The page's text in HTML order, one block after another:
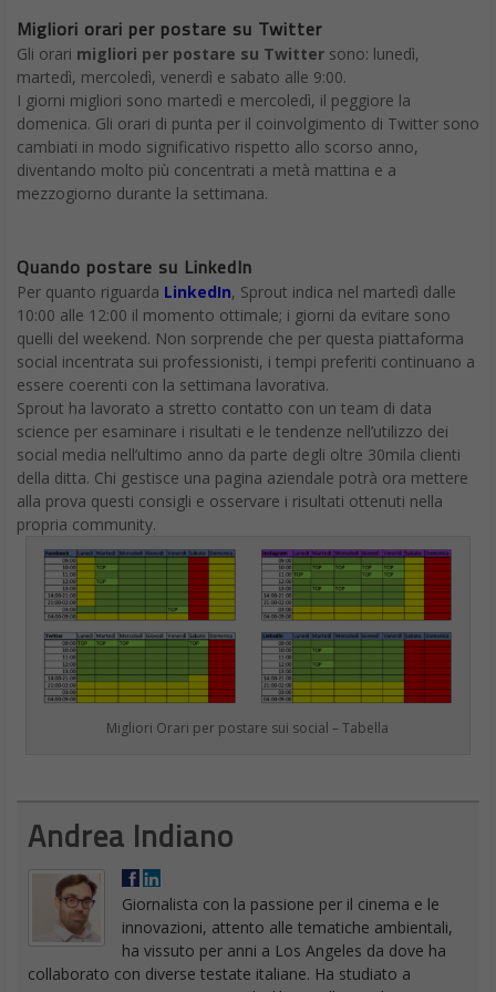
Migliori orari per postare su Twitter
Gli orari migliori per postare su Twitter sono: lunedì,
martedì, mercoledì, venerdì e sabato alle 9:00.
I giorni migliori sono martedì e mercoledì, il peggiore la
domenica. Gli orari di punta per il coinvolgimento di Twitter sono
cambiati in modo significativo rispetto allo scorso anno,
diventando molto più concentrati a metà mattina e a
mezzogiorno durante la settimana.
Quando postare su LinkedIn
Per quanto riguarda LinkedIn, Sprout indica nel martedì dalle
10:00 alle 12:00 il momento ottimale; i giorni da evitare sono
quelli del weekend. Non sorprende che per questa piattaforma
social incentrata sui professionisti, i tempi preferiti continuano a
essere coerenti con la settimana lavorativa.
Sprout ha lavorato a stretto contatto con un team di data
science per esaminare i risultati e le tendenze nell’utilizzo dei
social media nell’ultimo anno da parte degli oltre 30mila clienti
della ditta. Chi gestisce una pagina aziendale potrà ora mettere
alla prova questi consigli e osservare i risultati ottenuti nella
propria community.
Migliori Orari per postare sui social – Tabella
Andrea Indiano
Giornalista con la passione per il cinema e le
innovazioni, attento alle tematiche ambientali,
ha vissuto per anni a Los Angeles da dove ha
collaborato con diverse testate italiane. Ha studiato a